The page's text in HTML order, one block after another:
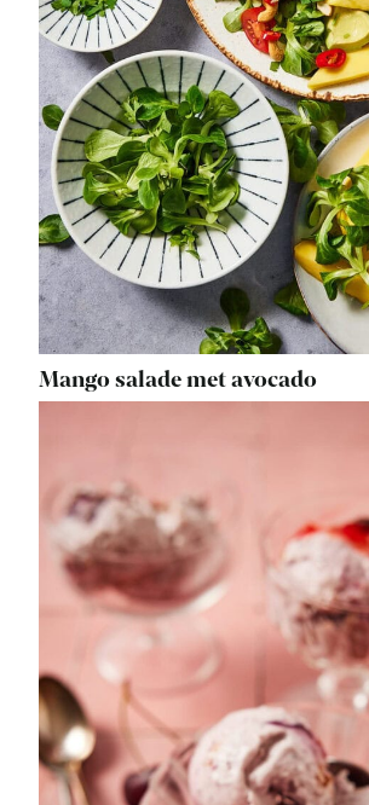
Mango salade met avocado